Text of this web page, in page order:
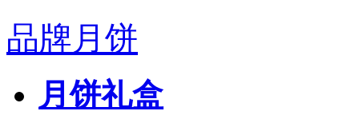
品牌月饼
月饼礼盒